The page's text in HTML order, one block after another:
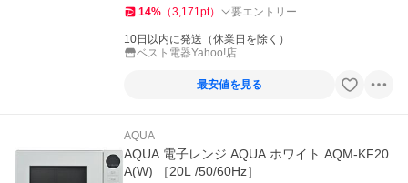
14% （3,171pt） 要エントリー
10日以内に発送（休業日を除く）
ベスト電器Yahoo!店
最安値を見る
AQUA
AQUA 電子レンジ AQUA ホワイト AQM-KF20
A(W) ［20L /50/60Hz］